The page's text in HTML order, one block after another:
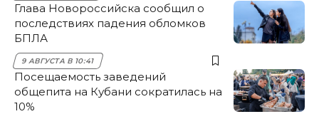
Глава Новороссийска сообщил о
последствиях падения обломков
БПЛА
9 АВГУСТА В 10:41
Посещаемость заведений
общепита на Кубани сократилась на
10%